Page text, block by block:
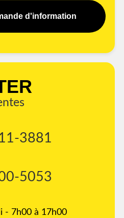
d'information
3881
5053
- 7h00 à 17h00